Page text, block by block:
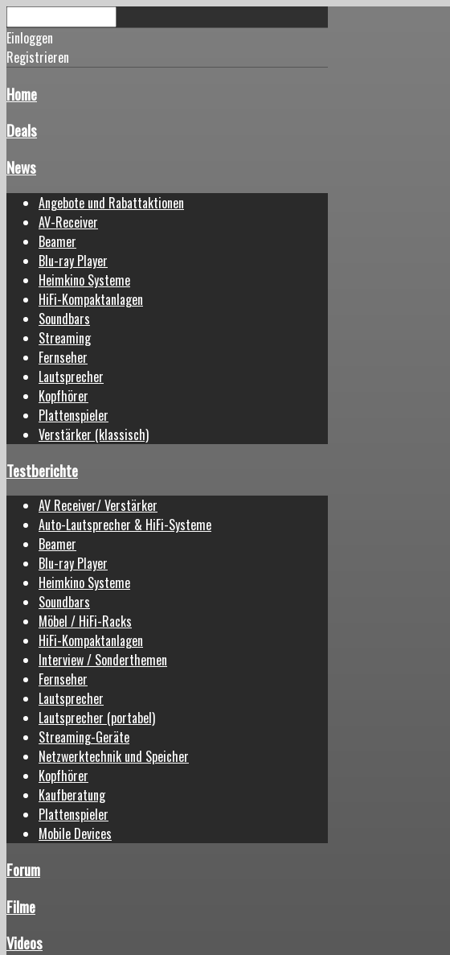
Einloggen
Registrieren
Home
Deals
News
Angebote und Rabattaktionen
AV-Receiver
Beamer
Blu-ray Player
Heimkino Systeme
HiFi-Kompaktanlagen
Soundbars
Streaming
Fernseher
Lautsprecher
Kopfhörer
Plattenspieler
Verstärker (klassisch)
Testberichte
AV Receiver/ Verstärker
Auto-Lautsprecher & HiFi-Systeme
Beamer
Blu-ray Player
Heimkino Systeme
Soundbars
Möbel / HiFi-Racks
HiFi-Kompaktanlagen
Interview / Sonderthemen
Fernseher
Lautsprecher
Lautsprecher (portabel)
Streaming-Geräte
Netzwerktechnik und Speicher
Kopfhörer
Kaufberatung
Plattenspieler
Mobile Devices
Forum
Filme
Videos